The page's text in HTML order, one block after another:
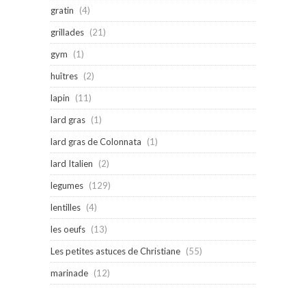
gratin
(4)
grillades (21)
gym
(1)
huîtres (2)
lapin
(11)
lard gras (1)
lard gras de Colonnata
(1)
lard Italien
(2)
legumes (129)
lentilles (4)
les oeufs (13)
Les petites astuces de Christiane (55)
marinade (12)